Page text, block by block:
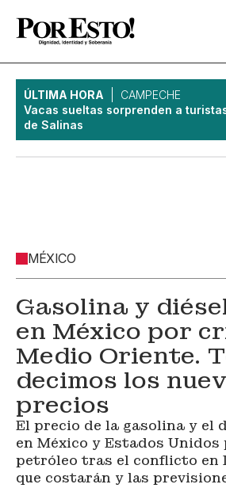
ÚLTIMA HORA
CAMPECHE
Vacas sueltas sorprenden a
de Salinas
MÉXICO
Gasolina y
en México por
Medio Oriente.
decimos los
precios
El precio de la gasolina y el
en México y Estados Unidos
petróleo tras el conflicto en
que costarán y las